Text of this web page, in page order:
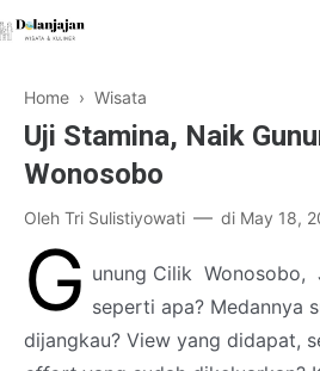
Home › Wisata
Uji Stamina, Naik
Wonosobo
Oleh Tri Sulistiyowati di May 18,
G unung Cilik Wonosobo,
seperti apa? Medannya
dijangkau? View yang didapat,